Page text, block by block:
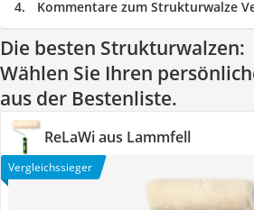
Kommentare zum Strukturwalze
Die besten Strukturwalzen:
Wählen Sie Ihren
aus der Bestenliste.
ReLaWi aus Lammfell
Vergleichssieger